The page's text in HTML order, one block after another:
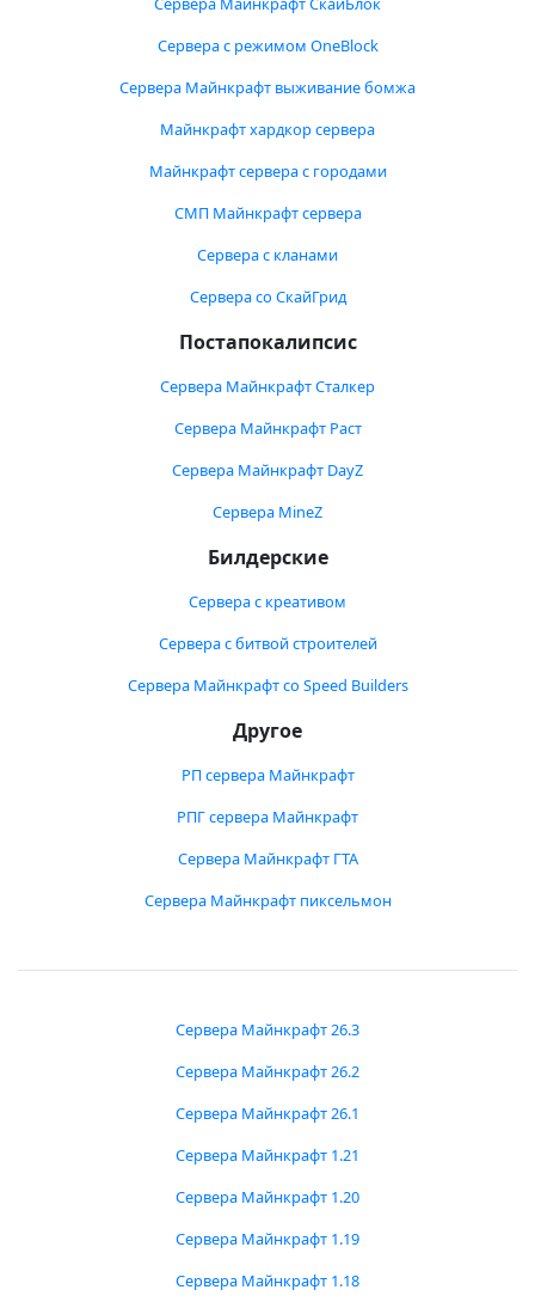
Сервера с режимом OneBlock
Сервера Майнкрафт выживание бомжа
Майнкрафт хардкор сервера
Майнкрафт сервера с городами
СМП Майнкрафт сервера
Сервера с кланами
Сервера со СкайГрид
Постапокалипсис
Сервера Майнкрафт Сталкер
Сервера Майнкрафт Раст
Сервера Майнкрафт DayZ
Сервера MineZ
Билдерские
Сервера с креативом
Сервера с битвой строителей
Сервера Майнкрафт со Speed Builders
Другое
РП сервера Майнкрафт
РПГ сервера Майнкрафт
Сервера Майнкрафт ГТА
Сервера Майнкрафт пиксельмон
Сервера Майнкрафт 26.3
Сервера Майнкрафт 26.2
Сервера Майнкрафт 26.1
Сервера Майнкрафт 1.21
Сервера Майнкрафт 1.20
Сервера Майнкрафт 1.19
Сервера Майнкрафт 1.18